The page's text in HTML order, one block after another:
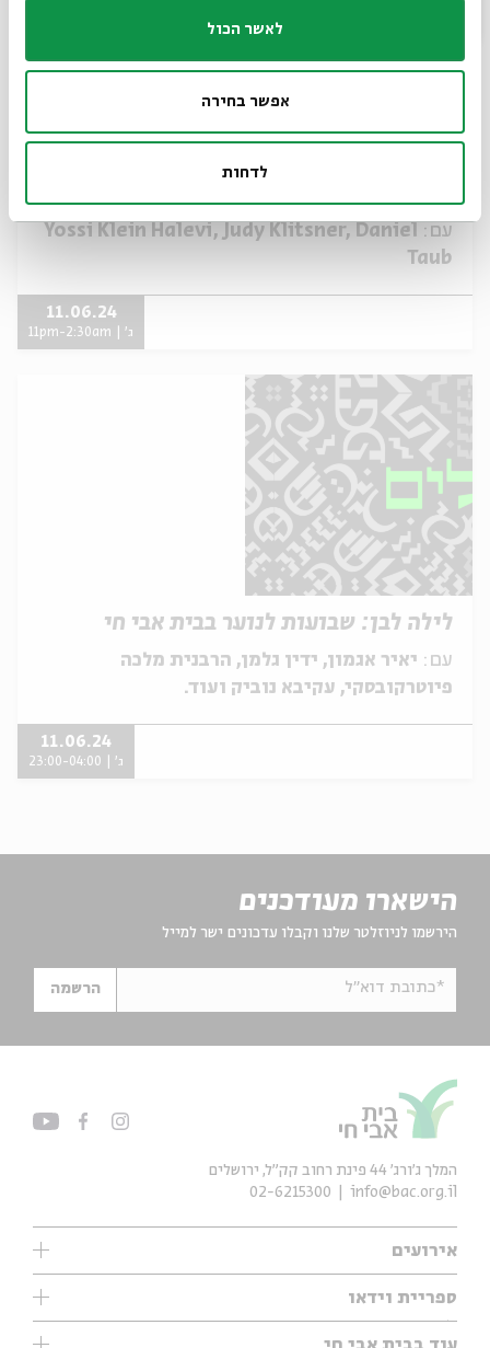
לאשר הכול
אפשר בחירה
לדחות
עם:
Yossi Klein Halevi, Judy Klitsner, Daniel
Taub
11.06.24
ג' | 11pm-2:30am
לילה לבן: שבועות לנוער בבית אבי חי
עם: יאיר אגמון, ידין גלמן, הרבנית מלכה
פיוטרקובסקי, עקיבא נוביק ועוד.
11.06.24
ג' | 23:00-04:00
הישארו מעודכנים
הירשמו לניוזלטר שלנו וקבלו עדכונים ישר למייל
*כתובת דוא"ל הרשמה
אירועים
עיון
אנגלית
ספריית וידאו
ילדים
המלך ג'ורג' 44 פינת רחוב קק״ל, ירושלים
info@bac.org.il
02-6215300